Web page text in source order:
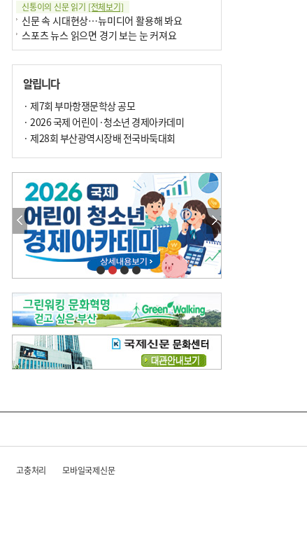
신통이의 신문 읽기 [전체보기]
신문 속 시대현상…뉴미디어 활용해 봐요
스포츠 뉴스 읽으면 경기 보는 눈 커져요
구·군 승진 축하화분 관행 없애자니 소상공인 울상
팩트체크 [전체보기]
서산 간월암
한 손 뉴스[전체보기]
골목 맛집 발굴 고메 셀렉션…부산시, 페스티벌 시월 연계
이란 공습 경고·취소 되풀이…오락가락 트럼프 비꼰 ‘타코’
오늘의 날씨-[전체보기]
오늘의 날씨- 2026년 8월 6일
오늘의 날씨- 2026년 8월 5일
우리 결혼해요-[전체보기]
우리 결혼해요- 김홍윤·정세빈 커플
알립니다
· 제7회 부마항쟁문학상 공모
· 2026 국제 어린이·청소년 경제아카데미
· 제28회 부산광역시장배 전국바둑대회
고충처리
모바일국제신문